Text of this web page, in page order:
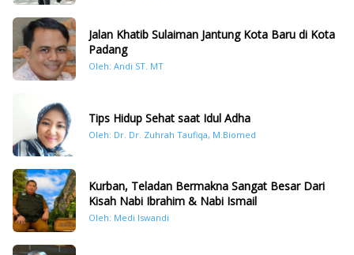
Jalan Khatib Sulaiman Jantung Kota Baru di Kota
Padang
Oleh: Andi ST. MT
Tips Hidup Sehat saat Idul Adha
Oleh: Dr. Dr. Zuhrah Taufiqa, M.Biomed
Kurban, Teladan Bermakna Sangat Besar Dari
Kisah Nabi Ibrahim & Nabi Ismail
Oleh: Medi Iswandi